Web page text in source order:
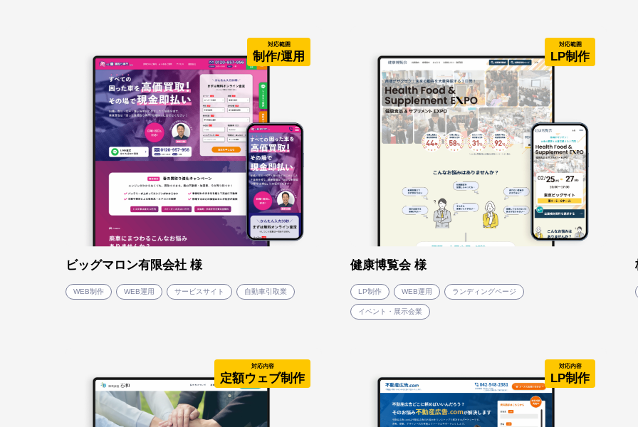
対応範囲
制作/運用
ビッグマロン有限会社 様
WEB制作 WEB運用 サービスサイト 自動車引取業
対応範囲
LP制作
健康博覧会 様
LP制作 WEB運用 ランディングページ
イベント・展示会業
対応内容
定額ウェブ制作
対応内容
LP制作